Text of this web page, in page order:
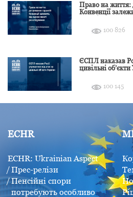
Право на життя:
Конвенції
100 826
ЄСПЛ наказав
цивільні
100 145
ECHR
ECHR: Ukrainian Aspect
Прес-релізи
Пенсійні спори
потребують особливо